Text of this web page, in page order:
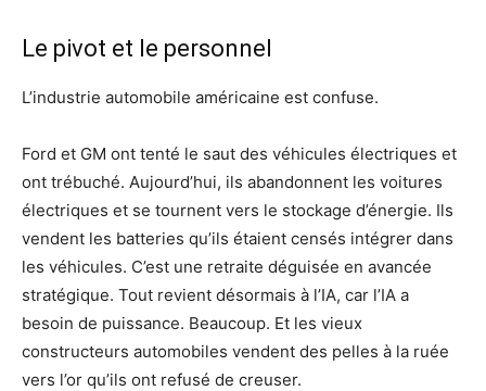
Le pivot et le personnel
L’industrie automobile américaine est confuse.
Ford et GM ont tenté le saut des véhicules électriques et
ont trébuché. Aujourd’hui, ils abandonnent les voitures
électriques et se tournent vers le stockage d’énergie. Ils
vendent les batteries qu’ils étaient censés intégrer dans
les véhicules. C’est une retraite déguisée en avancée
stratégique. Tout revient désormais à l’IA, car l’IA a
besoin de puissance. Beaucoup. Et les vieux
constructeurs automobiles vendent des pelles à la ruée
vers l’or qu’ils ont refusé de creuser.